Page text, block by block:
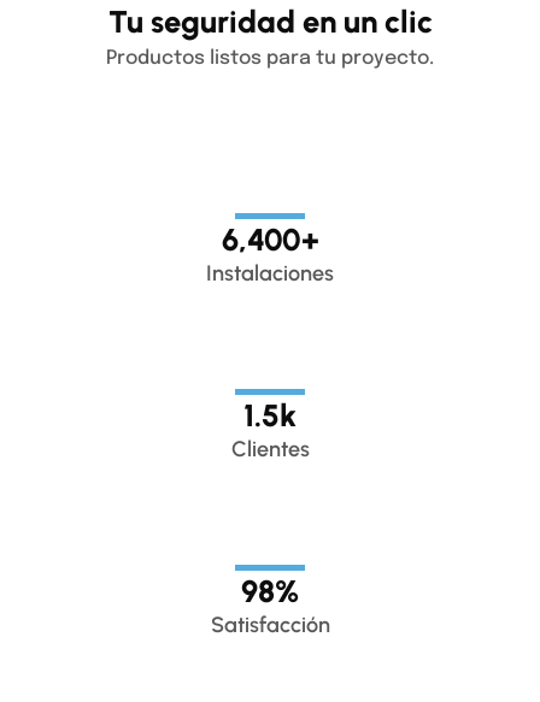
Tu seguridad en un clic
Productos listos para tu proyecto.
Instalaciones
6,400+
Clientes
1.5k
Satisfacción
98%